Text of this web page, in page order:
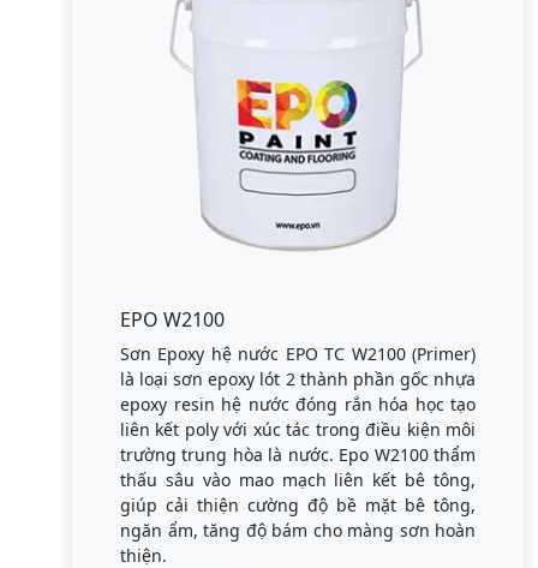
EPO W2100
Sơn Epoxy hệ nước EPO TC W2100 (Primer)
là loại sơn epoxy lót 2 thành phần gốc nhựa
epoxy resin hệ nước đóng rắn hóa học tạo
liên kết poly với xúc tác trong điều kiện môi
trường trung hòa là nước. Epo W2100 thẩm
thấu sâu vào mao mạch liên kết bê tông,
giúp cải thiện cường độ bề mặt bê tông,
ngăn ẩm, tăng độ bám cho màng sơn hoàn
thiện.